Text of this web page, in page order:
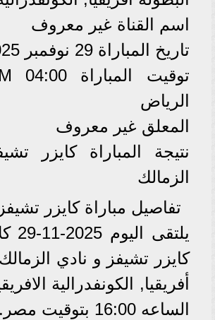
اسم القناة غير معروف
تاريخ المباراة 29 نوفمبر 2025
الرياض
المعلق غير معروف
الزمالك
تفاصيل مباراة كايزر
كايزر تشيفز و نادي
أفريقيا, الكونفدرالية
الساعه 16:00 بتوقيت مصر.